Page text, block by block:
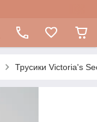
Трусики Victoria's